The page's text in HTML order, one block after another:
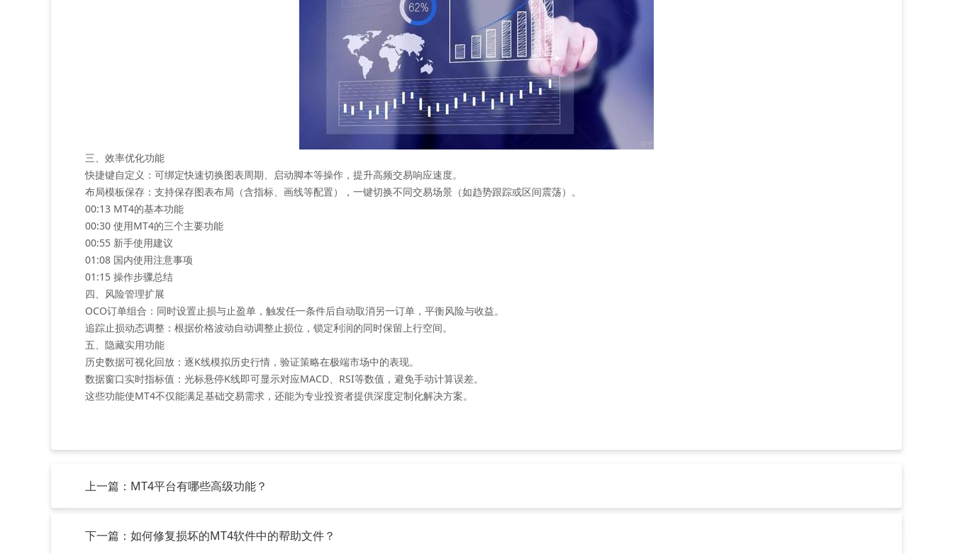
三、效率优化功能
‌快捷键自定义‌：可绑定快速切换图表周期、启动脚本等操作，提升高频交易响应速度‌。
‌布局模板保存‌：支持保存图表布局（含指标、画线等配置），一键切换不同交易场景（如趋势跟踪或区间震荡）‌。
00:13 MT4的基本功能
00:30 使用MT4的三个主要功能
00:55 新手使用建议
01:08 国内使用注意事项
01:15 操作步骤总结
四、风险管理扩展
‌OCO订单组合‌：同时设置止损与止盈单，触发任一条件后自动取消另一订单，平衡风险与收益‌。
‌追踪止损动态调整‌：根据价格波动自动调整止损位，锁定利润的同时保留上行空间‌。
五、隐藏实用功能
‌历史数据可视化回放‌：逐K线模拟历史行情，验证策略在极端市场中的表现‌。
‌数据窗口实时指标值‌：光标悬停K线即可显示对应MACD、RSI等数值，避免手动计算误差‌。
这些功能使MT4不仅能满足基础交易需求，还能为专业投资者提供深度定制化解决方案‌。
上一篇：MT4平台有哪些高级功能？
下一篇：如何修复损坏的MT4软件中的帮助文件？